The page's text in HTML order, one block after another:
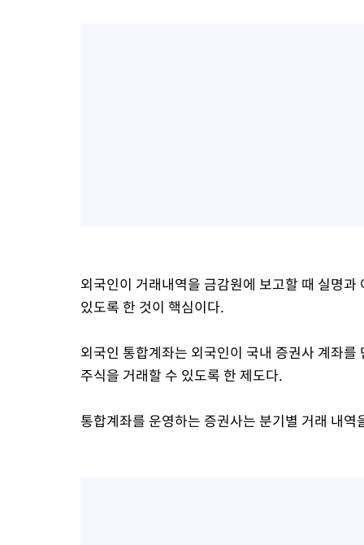
외국인이 거래내역을 금감원에 보고할 때 실명
있도록 한 것이 핵심이다.
외국인 통합계좌는 외국인이 국내 증권사 계좌
주식을 거래할 수 있도록 한 제도다.
통합계좌를 운영하는 증권사는 분기별 거래 내